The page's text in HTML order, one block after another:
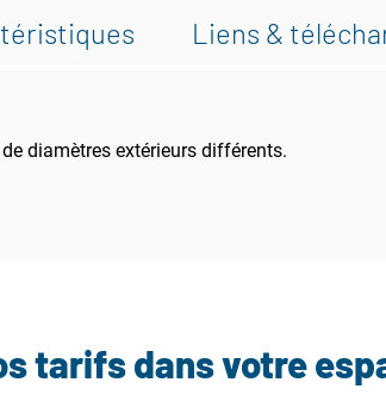
Liens &
diamètres extérieurs différents.
tarifs dans votre